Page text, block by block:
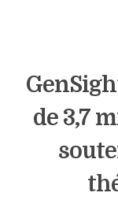
de 3,7